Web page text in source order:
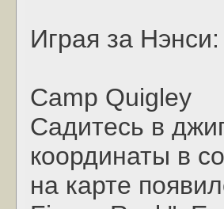
Играя за Нэнси:
Camp Quigley
Садитесь в
координаты в
на карте